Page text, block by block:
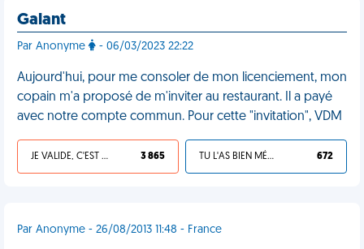
Galant
Par Anonyme - 06/03/2023 22:22
Aujourd'hui, pour me consoler de mon licenciement, mon
copain m'a proposé de m'inviter au restaurant. Il a payé
avec notre compte commun. Pour cette "invitation", VDM
JE VALIDE, C'EST UNE VDM 3 865 TU L'AS BIEN MÉRITÉ 672
Par Anonyme - 26/08/2013 11:48 - France